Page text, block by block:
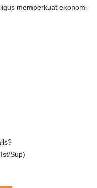
memperkuat ekonomi
Sup)